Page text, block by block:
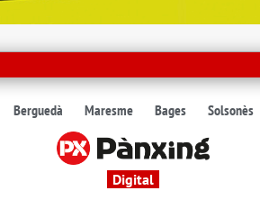
Berguedà Maresme Bages Solsonès
Digital